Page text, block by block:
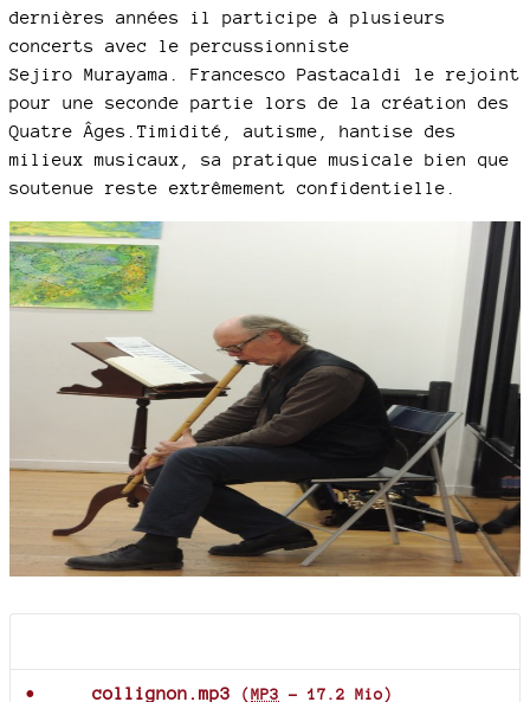
dernières années il participe à plusieurs
concerts avec le percussionniste
Sejiro Murayama. Francesco Pastacaldi le rejoint
pour une seconde partie lors de la création des
Quatre Âges.Timidité, autisme, hantise des
milieux musicaux, sa pratique musicale bien que
soutenue reste extrêmement confidentielle.
collignon.mp3 (MP3 - 17.2 Mio)